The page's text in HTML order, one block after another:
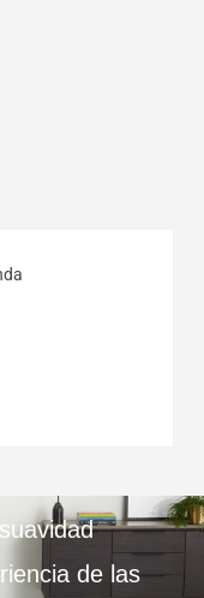
de las